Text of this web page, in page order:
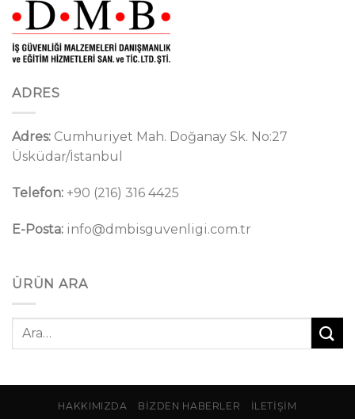
ADRES
Adres: Cumhuriyet Mah. Doğanay Sk. No:27
Üsküdar/İstanbul
Telefon: +90 (216) 316 4425
E-Posta: info@dmbisguvenligi.com.tr
ÜRÜN ARA
Ara:
HAKKIMIZDA BIZDEN HABERLER İLETIŞIM